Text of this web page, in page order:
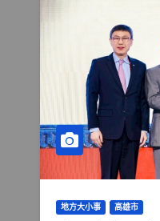
地方大小事 高雄市